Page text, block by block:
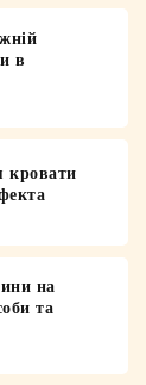
в
кровати
на
та